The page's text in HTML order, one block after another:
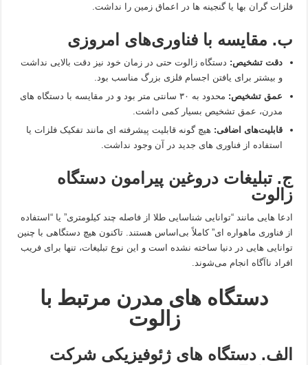
فلزات گران‌ بها یا گنجینه‌ ها در اعماق زمین را نداشت.
ب. مقایسه با فناوری‌های امروزی
دقت تشخیص: دستگاه زالوت حتی در زمان خود نیز دقت بالایی نداشت
و بیشتر برای یافتن اجسام فلزی بزرگ مناسب بود.
عمق تشخیص:
محدود به ۳۰ سانتی‌ متر بود و در مقایسه با دستگاه‌ های
مدرن، عمق تشخیص بسیار کمی داشت.
قابلیت‌های اضافی: هیچ‌ گونه قابلیت پیشرفته‌ ای مانند تفکیک فلزات یا
استفاده از فناوری‌ های جدید در آن وجود نداشت.
ج. تبلیغات دروغین پیرامون دستگاه
زالوت
ادعا هایی مانند “توانایی شناسایی طلا از فاصله چند کیلومتری” یا “استفاده
از فناوری ماهواره‌ ای” کاملاً بی‌اساس هستند. تاکنون هیچ دستگاهی با چنین
توانایی‌ هایی در دنیا ساخته نشده است و این نوع تبلیغات، تنها برای فریب
افراد ناآگاه انجام می‌شوند.
دستگاه‌ های مدرن مرتبط با
زالوت
الف. دستگاه‌ های ژئوفیزیکی شرکت